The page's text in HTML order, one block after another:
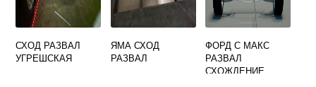
СХОД РАЗВАЛ
УГРЕШСКАЯ
ЯМА СХОД
РАЗВАЛ
ФОРД С МАКС
РАЗВАЛ
СХОЖДЕНИЕ